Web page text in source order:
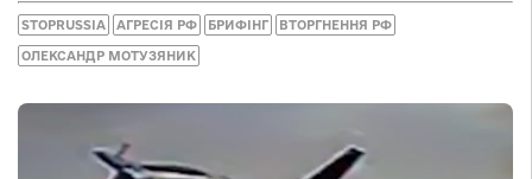
STOPRUSSIA АГРЕСІЯ РФ БРИФІНГ ВТОРГНЕННЯ РФ
ОЛЕКСАНДР МОТУЗЯНИК